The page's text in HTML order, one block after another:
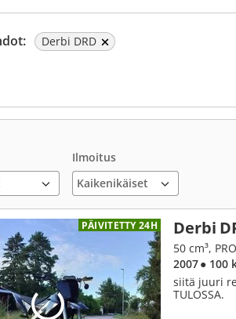
Derbi DRD
Ilmoitus
PÄIVITETTY 24H Derbi
50 cm³,
2007● 100
siitä juuri
TULOSSA.